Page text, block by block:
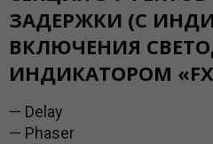
ЗАДЕРЖКИ (С
ВКЛЮЧЕНИЯ
ИНДИКАТОРОМ
— Delay
— Phaser